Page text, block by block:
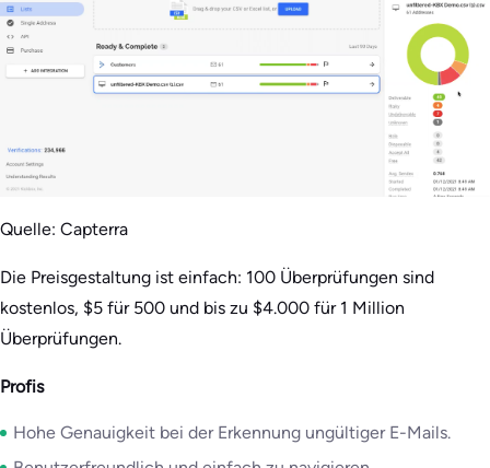
Quelle: Capterra
Die Preisgestaltung ist einfach: 100 Überprüfungen sind
kostenlos, $5 für 500 und bis zu $4.000 für 1 Million
Überprüfungen.
Profis
Hohe Genauigkeit bei der Erkennung ungültiger E-Mails.